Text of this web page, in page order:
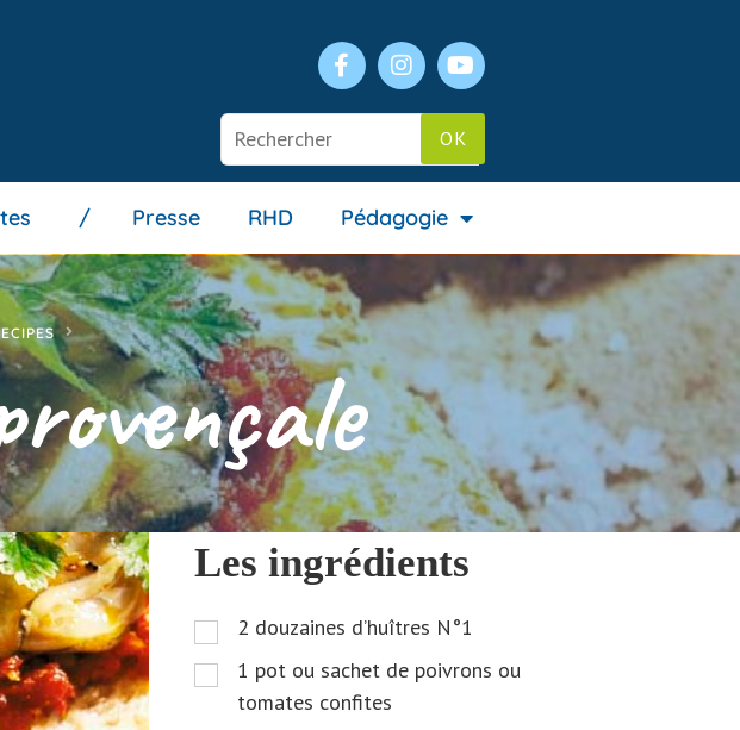
/ Presse RHD Pédagogie
Les ingrédients
2 douzaines d’huîtres N°1
1 pot ou sachet de poivrons ou
tomates confites